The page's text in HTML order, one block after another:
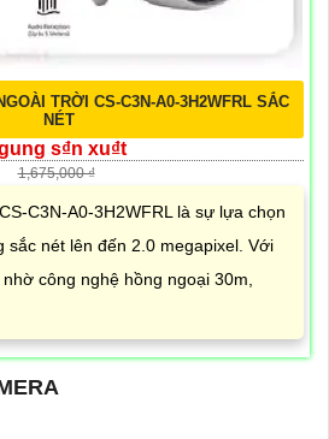
TRỜI CS-C3N-A0-3H2WFRL SẮC
NÉT
s₫n xu₫t
1,675,000 ₫
C3N-A0-3H2WFRL là sự lựa chọn
sắc nét lên đến 2.0 megapixel. Với
công nghệ hồng ngoại 30m,